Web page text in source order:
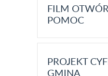
FILM
POMOC
PROJEKT
GMINA